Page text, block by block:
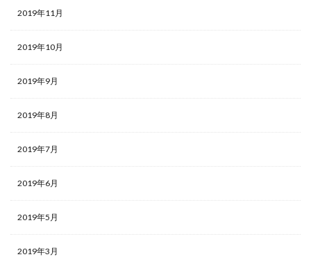
2019年11月
2019年10月
2019年9月
2019年8月
2019年7月
2019年6月
2019年5月
2019年3月